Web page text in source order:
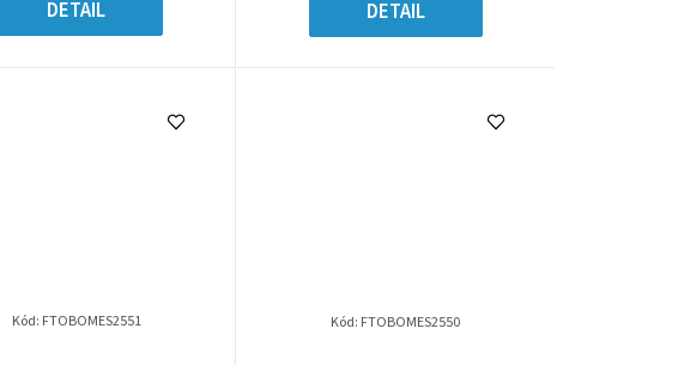
ů
DETAIL DETAIL
Kód: FTOBOMES2551 Kód: FTOBOMES2550